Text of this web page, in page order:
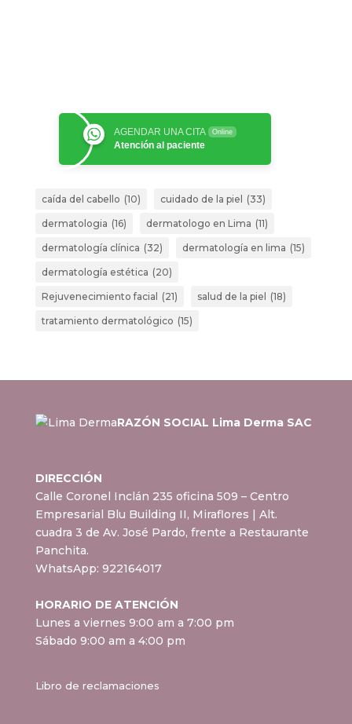
AGENDAR UNA CITA Online
Atención al paciente
caída del cabello (10) cuidado de la piel (33)
dermatologia (16) dermatologo en Lima (11)
dermatología clínica (32) dermatología en lima (15)
dermatología estética (20)
Rejuvenecimiento facial (21) salud de la piel (18)
tratamiento dermatológico (15)
RAZÓN SOCIAL Lima Derma SAC
DIRECCIÓN
Calle Coronel Inclán 235 oficina 509 – Centro
Empresarial Blu Building II, Miraflores | Alt.
cuadra 3 de Av. José Pardo, frente a Restaurante
Panchita.
WhatsApp: 922164017
HORARIO DE ATENCIÓN
Lunes a viernes 9:00 am a 7:00 pm
Sábado 9:00 am a 4:00 pm
Libro de reclamaciones